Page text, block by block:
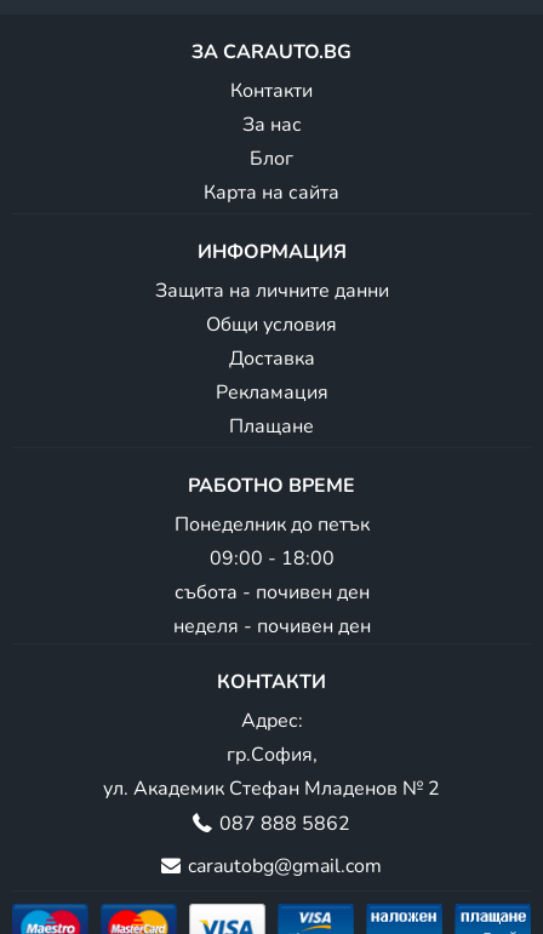
ЗА CARAUTO.BG
Контакти
За нас
Блог
Карта на сайта
ИНФОРМАЦИЯ
Защита на личните данни
Общи условия
Доставка
Рекламация
Плащане
РАБОТНО ВРЕМЕ
Понеделник до петък
09:00 - 18:00
събота - почивен ден
неделя - почивен ден
КОНТАКТИ
Адрес:
гр.София,
ул. Академик Стефан Младенов № 2
087 888 5862
carautobg@gmail.com